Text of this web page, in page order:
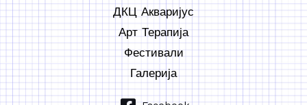
ДКЦ Акваријус
Арт Терапија
Фестивали
Галерија